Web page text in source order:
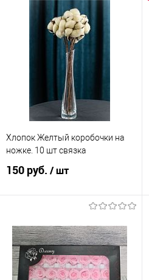
В корзину
Купить в 1 клик
Хлопок Желтый коробочки на
ножке. 10 шт связка
150 руб. / шт
Купить в 1 клик
Сравнение
В избранное
В наличии